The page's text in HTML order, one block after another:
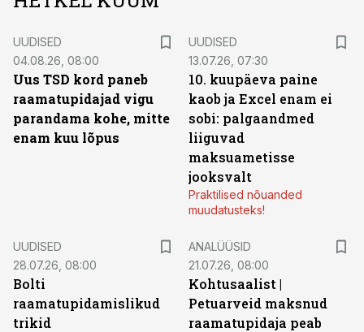
UUDISED
04.08.26, 08:00
Uus TSD kord paneb
raamatupidajad vigu
parandama kohe, mitte
enam kuu lõpus
UUDISED
13.07.26, 07:30
10. kuupäeva paine
kaob ja Excel enam ei
sobi: palgaandmed
liiguvad
maksuametisse
jooksvalt
Praktilised nõuanded
muudatusteks!
UUDISED
28.07.26, 08:00
Bolti
raamatupidamislikud
trikid
ANALÜÜSID
21.07.26, 08:00
Kohtusaalist |
Petuarveid maksnud
raamatupidaja peab